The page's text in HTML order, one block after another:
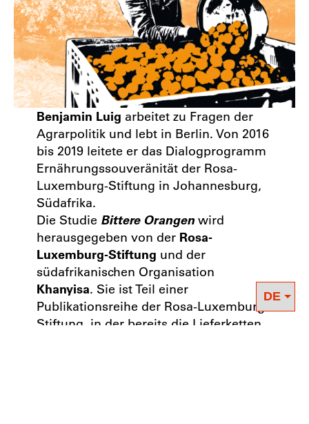
Benjamin Luig arbeitet zu Fragen der
Agrarpolitik und lebt in Berlin. Von 2016
bis 2019 leitete er das Dialogprogramm
Ernährungssouveränität der Rosa-
Luxemburg-Stiftung in Johannesburg,
Südafrika.
Die Studie Bittere Orangenwird
herausgegeben von der Rosa-
Luxemburg-Stiftung und der
südafrikanischen Organisation
Khanyisa. Sie ist Teil einer
Publikationsreihe der Rosa-Luxemburg-
Stiftung, in der bereits die Lieferketten